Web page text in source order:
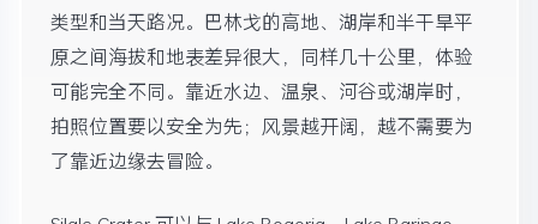
类型和当天路况。巴林戈的高地、湖岸和半干旱平
原之间海拔和地表差异很大，同样几十公里，体验
可能完全不同。靠近水边、温泉、河谷或湖岸时，
拍照位置要以安全为先；风景越开阔，越不需要为
了靠近边缘去冒险。